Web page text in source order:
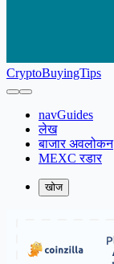
CryptoBuyingTips
navGuides
लेख
बाजार अवलोकन
MEXC रडार
खोज